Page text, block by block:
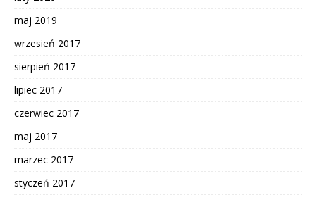
maj 2019
wrzesień 2017
sierpień 2017
lipiec 2017
czerwiec 2017
maj 2017
marzec 2017
styczeń 2017